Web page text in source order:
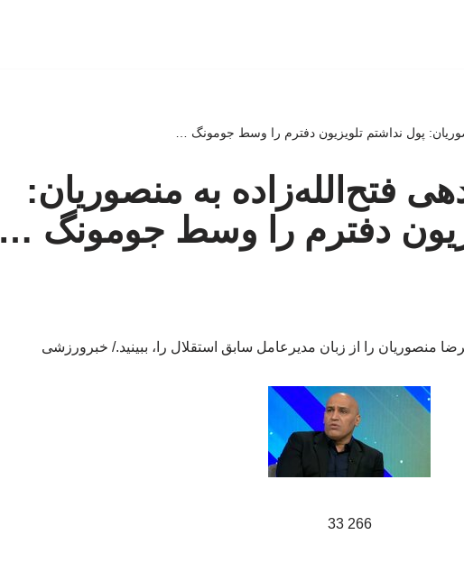
پول نداشتم تلویزیون دفترم را وسط جومونگ …
فتح‌الله‌زاده به منصوریان:
دفترم را وسط جومونگ …
منصوریان را از زبان مدیرعامل سابق استقلال را، ببینید./ خبرورزشی
266 33